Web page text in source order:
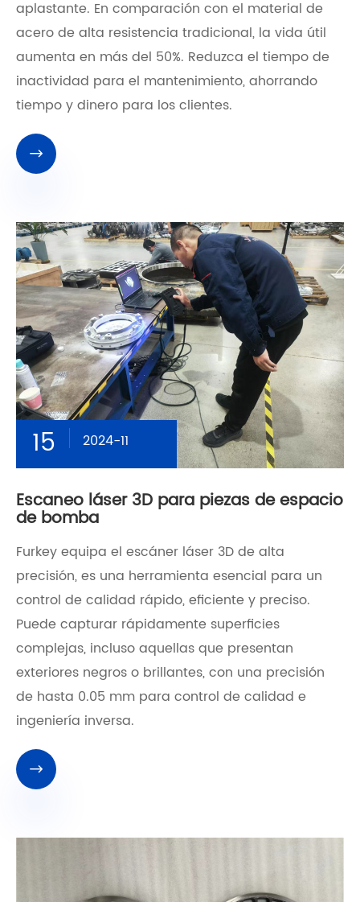
aplastante. En comparación con el material de
acero de alta resistencia tradicional, la vida útil
aumenta en más del 50%. Reduzca el tiempo de
inactividad para el mantenimiento, ahorrando
tiempo y dinero para los clientes.

15 2024-11
Escaneo láser 3D para piezas de espacio
de bomba
Furkey equipa el escáner láser 3D de alta
precisión, es una herramienta esencial para un
control de calidad rápido, eficiente y preciso.
Puede capturar rápidamente superficies
complejas, incluso aquellas que presentan
exteriores negros o brillantes, con una precisión
de hasta 0.05 mm para control de calidad e
ingeniería inversa.
